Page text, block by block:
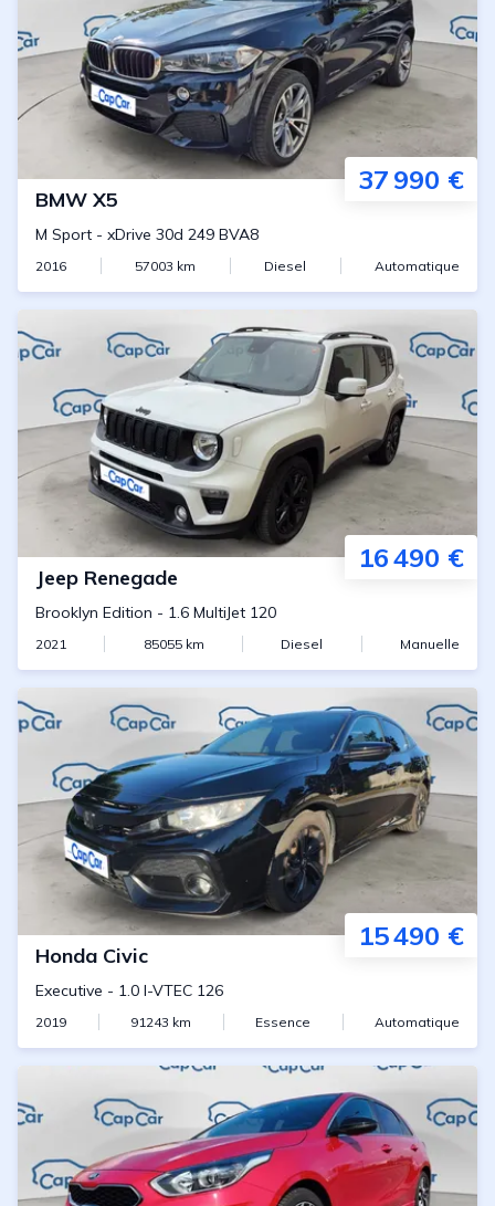
37 990 €
BMW X5
M Sport - xDrive 30d 249 BVA8
2016 57003 km Diesel Automatique
16 490 €
Jeep Renegade
Brooklyn Edition - 1.6 MultiJet 120
2021 85055km Diesel Manuelle
15 490 €
Honda Civic
Executive - 1.0 I-VTEC 126
2019 91243 km Essence Automatique